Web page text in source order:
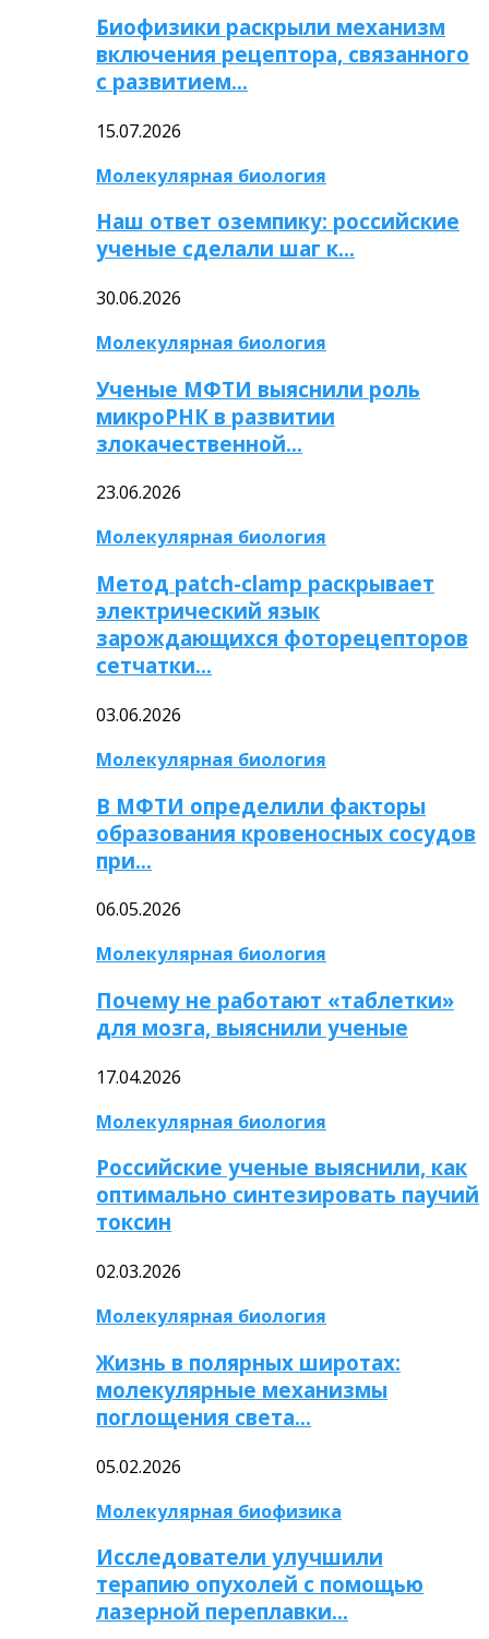
Биофизики раскрыли механизм
включения рецептора, связанного
с развитием…
15.07.2026
Молекулярная биология
Наш ответ оземпику: российские
ученые сделали шаг к…
30.06.2026
Молекулярная биология
Ученые МФТИ выяснили роль
микроРНК в развитии
злокачественной…
23.06.2026
Молекулярная биология
Метод patch-clamp раскрывает
электрический язык
зарождающихся фоторецепторов
сетчатки…
03.06.2026
Молекулярная биология
В МФТИ определили факторы
образования кровеносных сосудов
при…
06.05.2026
Молекулярная биология
Почему не работают «таблетки»
для мозга, выяснили ученые
17.04.2026
Молекулярная биология
Российские ученые выяснили, как
оптимально синтезировать паучий
токсин
02.03.2026
Молекулярная биология
Жизнь в полярных широтах:
молекулярные механизмы
поглощения света…
05.02.2026
Молекулярная биофизика
Исследователи улучшили
терапию опухолей с помощью
лазерной переплавки…